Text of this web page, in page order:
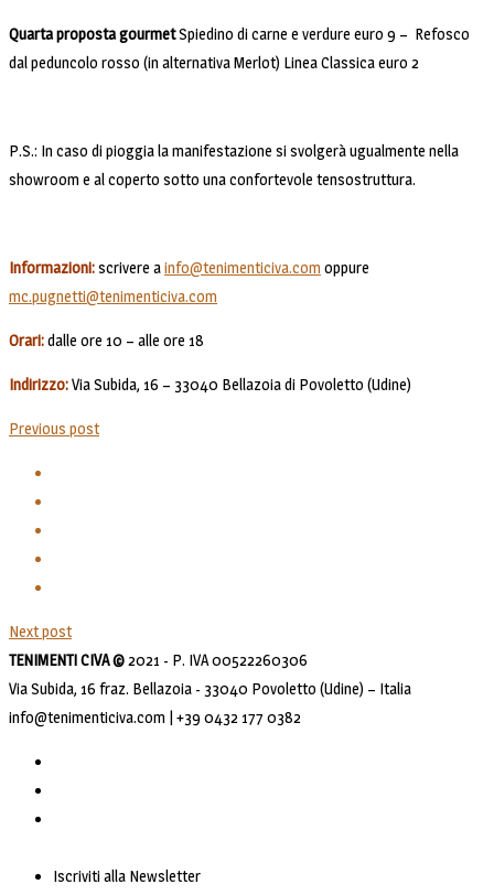
Quarta proposta gourmetSpiedino di carne e verdure euro 9 – Refosco
dal peduncolo rosso (in alternativa Merlot) Linea Classica euro 2
P.S.: In caso di pioggia la manifestazione si svolgerà ugualmente nella
showroom e al coperto sotto una confortevole tensostruttura.
Informazioni:scrivere ainfo@tenimenticiva.com oppure
mc.pugnetti@tenimenticiva.com
Orari:dalle ore 10 – alle ore 18
Indirizzo:Via Subida, 16 – 33040 Bellazoia di Povoletto (Udine)
Previous post
Next post
TENIMENTI CIVA ©2021 - P. IVA 00522260306
Via Subida, 16 fraz. Bellazoia - 33040 Povoletto (Udine) – Italia
info@tenimenticiva.com | +39 0432 177 0382
Iscriviti alla Newsletter